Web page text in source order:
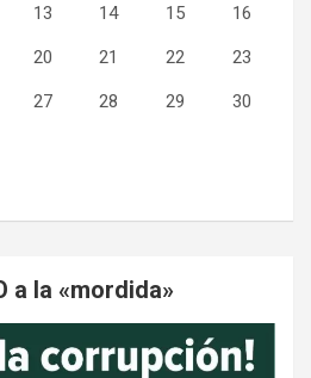
13 14 15 16
20 21 22 23
27 28 29 30
a la «mordida»